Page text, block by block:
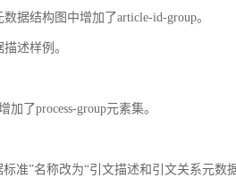
数据结构图中增加了article-id-group。
描述样例。
加了process-group元素集。
准”名称改为“引文描述和引文关系元数据